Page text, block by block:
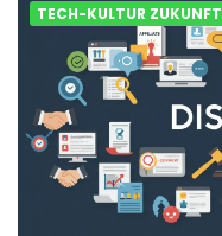
TECH-KULTUR ZUKUNFT